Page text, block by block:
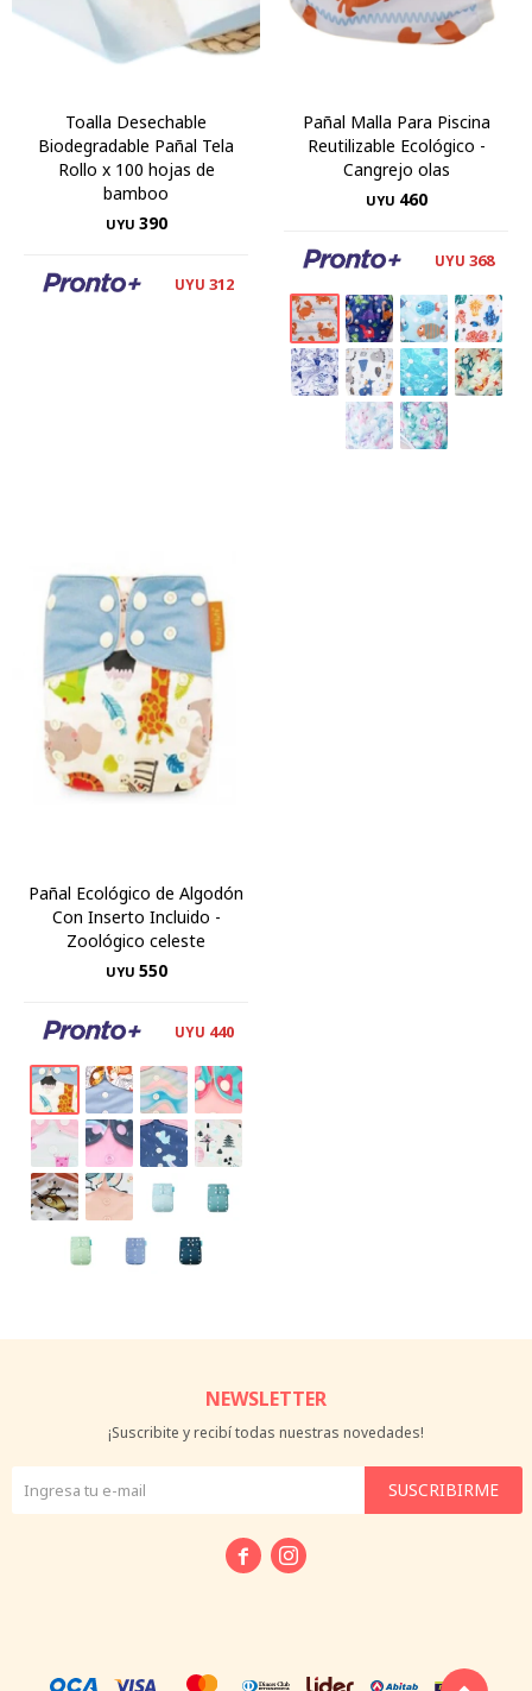
Toalla Desechable
Biodegradable Pañal Tela
Rollo x 100 hojas de
bamboo
UYU 390
UYU 312
Pañal Malla Para Piscina
Reutilizable Ecológico -
Cangrejo olas
UYU 460
UYU 368
Pañal Ecológico de Algodón
Con Inserto Incluido -
Zoológico celeste
UYU 550
UYU 440
NEWSLETTER
¡Suscribite y recibí todas nuestras novedades!
SUSCRIBIRME
 